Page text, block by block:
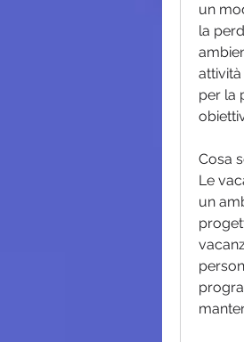
un
la
per la
Cosa
Le
un